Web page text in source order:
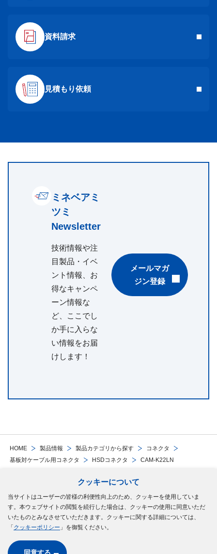
クッキーについて
当サイトはユーザーの皆様の利便性向上のため、クッキーを使用していま
す。本ウェブサイトの閲覧を続行した場合は、クッキーの使用に同意いただ
いたものとみなさせていただきます。クッキーに関する詳細については、
「 クッキーポリシー 」を御覧ください。
HOME 製品情報 製品カテゴリから探す
コネクタ
基板対ケーブル用コネクタ
HSDコネクタ CAM-K22LN
資料請求
見積もり依頼
ミネベアミ
ツミ
Newsletter
技術情報や注
目製品・イベ
ント情報、お
得なキャンペ
ーン情報な
ど、ここでし
か手に入らな
い情報をお届
けします！
メールマガ
ジン登録
サイトマップご利用規約個人情報の保護についてクッキーポリシー
ソーシャルメディアポリシー